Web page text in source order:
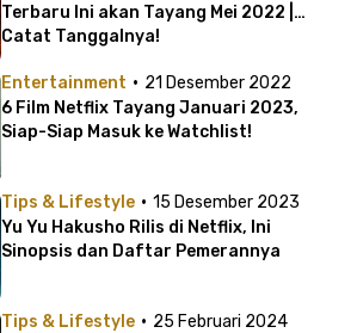
Terbaru Ini akan Tayang Mei 2022 |
Catat Tanggalnya!
Entertainment · 21 Desember 2022
6 Film Netflix Tayang Januari 2023,
Siap-Siap Masuk ke Watchlist!
Tips & Lifestyle · 15 Desember 2023
Yu Yu Hakusho Rilis di Netflix, Ini
Sinopsis dan Daftar Pemerannya
Tips & Lifestyle · 25 Februari 2024